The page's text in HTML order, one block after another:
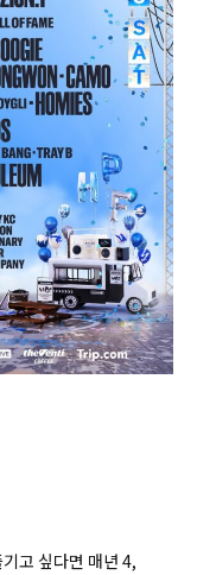
고 싶다면 매년 4,